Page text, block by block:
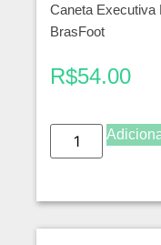
Caneta Executiva
BrasFoot
R$54.00